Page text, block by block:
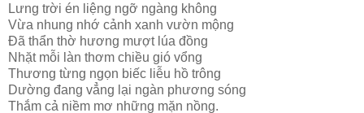
Lưng trời én liệng ngỡ ngàng không
Vừa nhung nhớ cảnh xanh vườn mộng
Đã thẩn thờ hương mượt lúa đồng
Nhặt mỗi làn thơm chiều gió vổng
Thương từng ngọn biếc liễu hồ trông
Dường đang vẳng lại ngàn phương sóng
Thắm cả niềm mơ những mặn nồng.